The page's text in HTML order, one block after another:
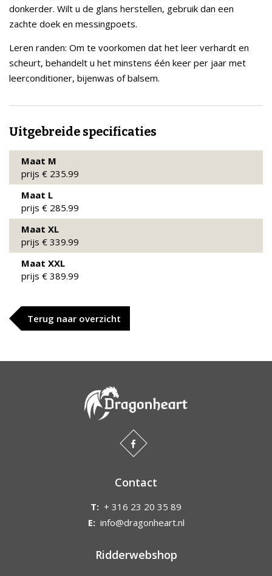
donkerder. Wilt u de glans herstellen, gebruik dan een
zachte doek en messingpoets.
Leren randen: Om te voorkomen dat het leer verhardt en
scheurt, behandelt u het minstens één keer per jaar met
leerconditioner, bijenwas of balsem.
Uitgebreide specificaties
Maat M
prijs € 235.99
Maat L
prijs € 285.99
Maat XL
prijs € 339.99
Maat XXL
prijs € 389.99
Terug naar overzicht
Contact
T: + 316 23 20 35 89
E: info@dragonheart.nl
Ridderwebshop